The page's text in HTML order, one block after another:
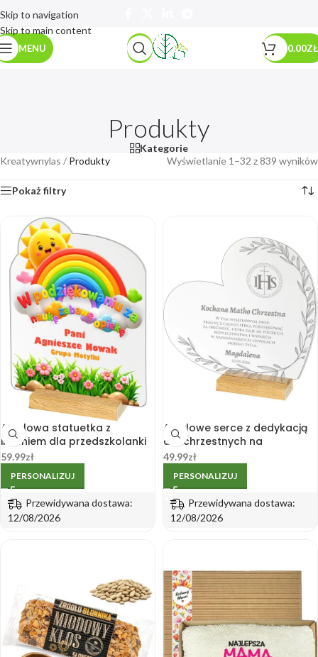
Skip to navigation
Skip to main content
MENU 0.00ZŁ
Produkty
Kategorie
Kreatywnylas / Produkty Wyświetlanie 1–32 z 839 wyników
Pokaż filtry
Akrylowa statuetka z
imieniem dla przedszkolanki
na koniec przedszkola
59.99zł
PERSONALIZUJ
Przewidywana dostawa:
12/08/2026
Akrylowe serce z dedykacją
dla chrzestnych na
drewnianej podstawce
49.99zł
PERSONALIZUJ
Przewidywana dostawa:
12/08/2026